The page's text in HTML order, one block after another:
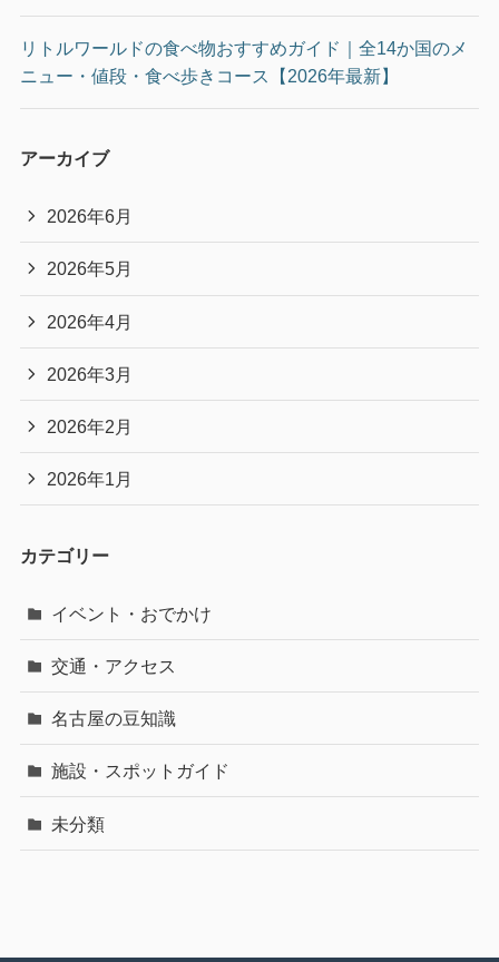
リトルワールドの食べ物おすすめガイド｜全14か国のメ
ニュー・値段・食べ歩きコース【2026年最新】
アーカイブ
2026年6月
2026年5月
2026年4月
2026年3月
2026年2月
2026年1月
カテゴリー
イベント・おでかけ
交通・アクセス
名古屋の豆知識
施設・スポットガイド
未分類